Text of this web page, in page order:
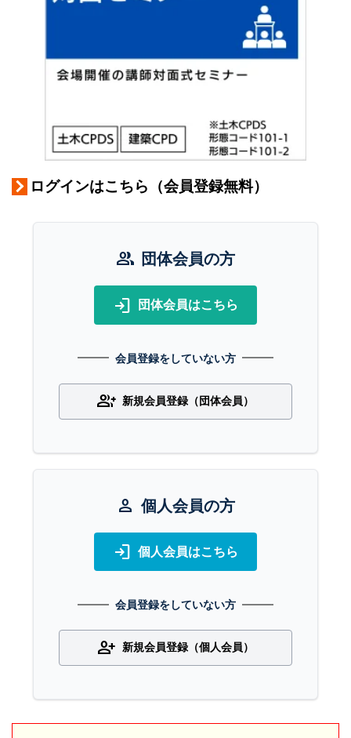
ログインはこちら（会員登録無料）
group 団体会員の方
login 団体会員はこちら
会員登録をしていない方
group_add 新規会員登録（団体会員）
person 個人会員の方
login 個人会員はこちら
会員登録をしていない方
person_add 新規会員登録（個人会員）